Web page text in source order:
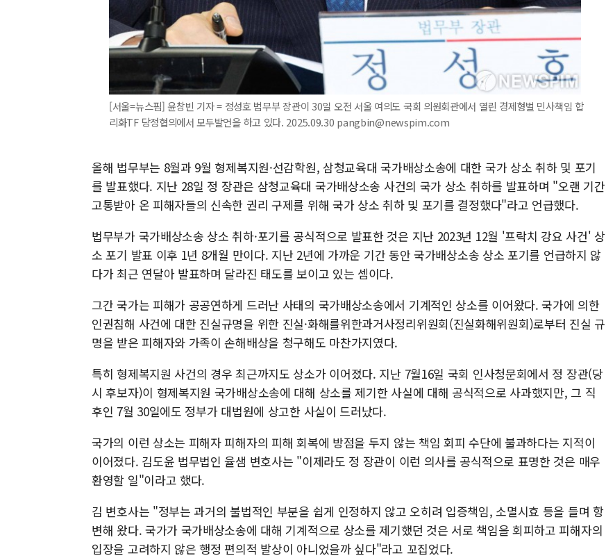
[서울=뉴스핌] 윤창빈 기자 = 정성호 법무부 장관이 30일 오전 서울 여의도 국회 의원회관에서 열린 경제형벌 민사책임 합
리화TF 당정협의에서 모두발언을 하고 있다. 2025.09.30 pangbin@newspim.com
올해 법무부는 8월과 9월 형제복지원·선감학원, 삼청교육대 국가배상소송에 대한 국가 상소 취하 및 포기
를 발표했다. 지난 28일 정 장관은 삼청교육대 국가배상소송 사건의 국가 상소 취하를 발표하며 "오랜 기간
고통받아 온 피해자들의 신속한 권리 구제를 위해 국가 상소 취하 및 포기를 결정했다"라고 언급했다.
법무부가 국가배상소송 상소 취하·포기를 공식적으로 발표한 것은 지난 2023년 12월 '프락치 강요 사건' 상
소 포기 발표 이후 1년 8개월 만이다. 지난 2년에 가까운 기간 동안 국가배상소송 상소 포기를 언급하지 않
다가 최근 연달아 발표하며 달라진 태도를 보이고 있는 셈이다.
그간 국가는 피해가 공공연하게 드러난 사태의 국가배상소송에서 기계적인 상소를 이어왔다. 국가에 의한
인권침해 사건에 대한 진실규명을 위한 진실·화해를위한과거사정리위원회(진실화해위원회)로부터 진실 규
명을 받은 피해자와 가족이 손해배상을 청구해도 마찬가지였다.
특히 형제복지원 사건의 경우 최근까지도 상소가 이어졌다. 지난 7월16일 국회 인사청문회에서 정 장관(당
시 후보자)이 형제복지원 국가배상소송에 대해 상소를 제기한 사실에 대해 공식적으로 사과했지만, 그 직
후인 7월 30일에도 정부가 대법원에 상고한 사실이 드러났다.
국가의 이런 상소는 피해자 피해자의 피해 회복에 방점을 두지 않는 책임 회피 수단에 불과하다는 지적이
이어졌다. 김도윤 법무법인 율샘 변호사는 "이제라도 정 장관이 이런 의사를 공식적으로 표명한 것은 매우
환영할 일"이라고 했다.
김 변호사는 "정부는 과거의 불법적인 부분을 쉽게 인정하지 않고 오히려 입증책임, 소멸시효 등을 들며 항
변해 왔다. 국가가 국가배상소송에 대해 기계적으로 상소를 제기했던 것은 서로 책임을 회피하고 피해자의
입장을 고려하지 않은 행정 편의적 발상이 아니었을까 싶다"라고 꼬집었다.